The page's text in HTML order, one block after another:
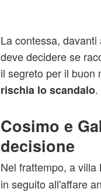
La contessa,
deve decidere se
il segreto per il buon
rischia lo scandalo.
Cosimo e
decisione
Nel frattempo, a villa
in seguito all'affare